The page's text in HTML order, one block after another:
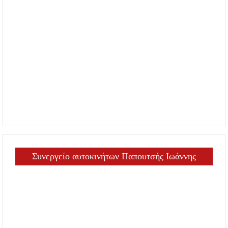
Συνεργείο αυτοκινήτων Παπουτσής Ιωάννης